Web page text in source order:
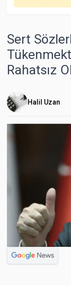
Sert
Rahatsız
Halil Uzan